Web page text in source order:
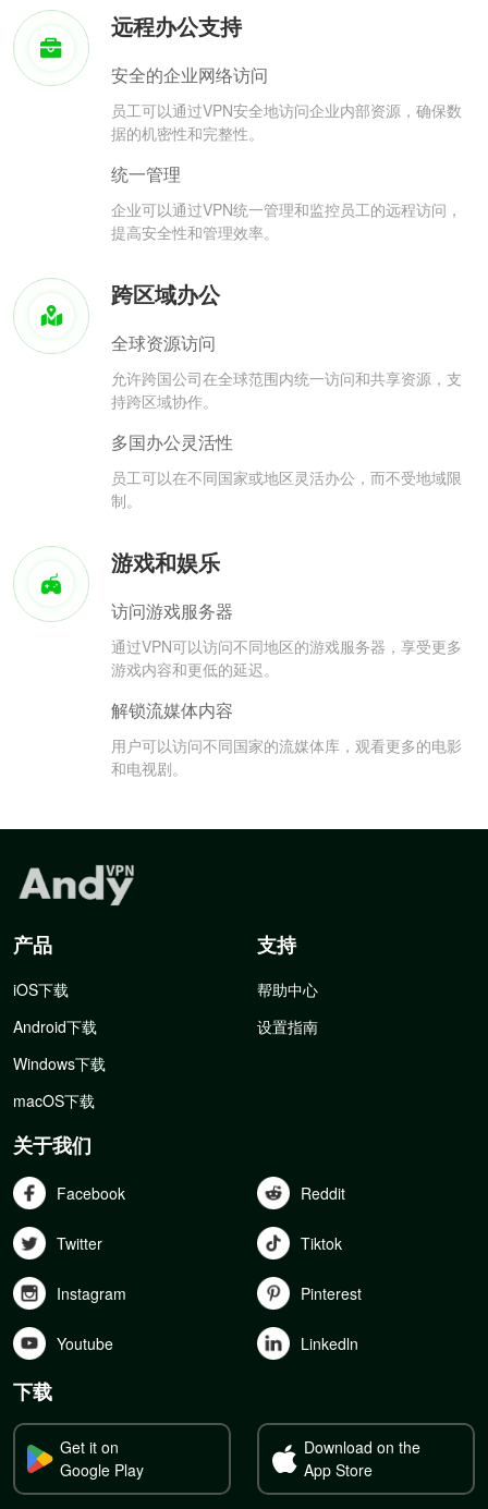
远程办公支持
安全的企业网络访问
员工可以通过VPN安全地访问企业内部资源，确保数
据的机密性和完整性。
统一管理
企业可以通过VPN统一管理和监控员工的远程访问，
提高安全性和管理效率。
跨区域办公
全球资源访问
允许跨国公司在全球范围内统一访问和共享资源，支
持跨区域协作。
多国办公灵活性
员工可以在不同国家或地区灵活办公，而不受地域限
制。
游戏和娱乐
访问游戏服务器
通过VPN可以访问不同地区的游戏服务器，享受更多
游戏内容和更低的延迟。
解锁流媒体内容
用户可以访问不同国家的流媒体库，观看更多的电影
和电视剧。
产品
iOS下载
Android下载
Windows下载
macOS下载
支持
帮助中心
设置指南
关于我们
Facebook Reddit
Twitter Tiktok
Instagram Pinterest
Youtube Linkedln
下载
Get it on
Google Play
Download on the
App Store